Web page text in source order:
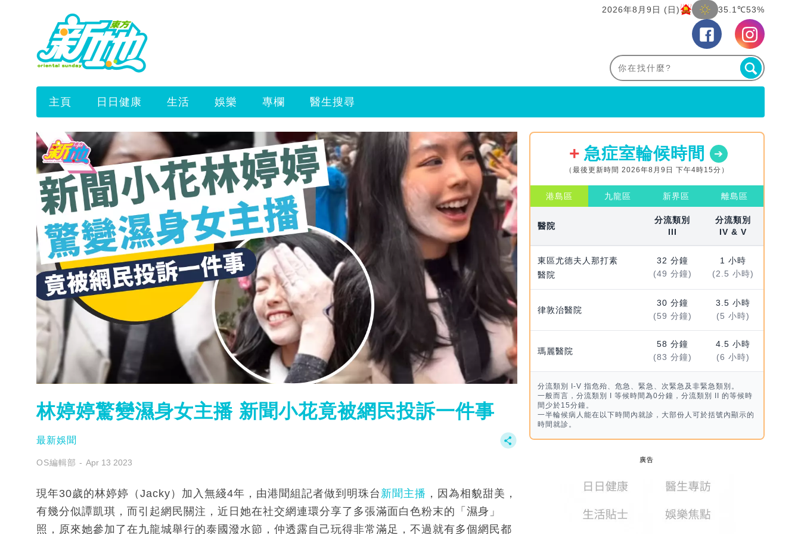
2026年8月9日 (日) 35.1℃53%
主頁 日日健康 生活 娛樂 專欄 醫生搜尋
林婷婷驚變濕身女主播 新聞小花竟被網民投訴一件事
最新娛聞
OS編輯部 Apr 13 2023
現年30歲的林婷婷（Jacky）加入無綫4年，由港聞組記者做到明珠台 新聞主播 ，因為相貌甜美，
有幾分似譚凱琪，而引起網民關注，近日她在社交網連環分享了多張滿面白色粉末的「濕身」
照，原來她參加了在九龍城舉行的泰國潑水節，仲透露自己玩得非常滿足，不過就有多個網民都
急症室輪候時間
（最後更新時間 2026年8月9日 下午4時15分）
港島區 九龍區 新界區 離島區
醫院
分流類別
III
分流類別
IV & V
東區尤德夫人那打素
醫院
32 分鐘
(49 分鐘)
1 小時
(2.5 小時)
律敦治醫院
30 分鐘
(59 分鐘)
3.5 小時
(5 小時)
瑪麗醫院
58 分鐘
(83 分鐘)
4.5 小時
(6 小時)
分流類別 I-V 指危殆、危急、緊急、次緊急及非緊急類別。
一般而言，分流類別 I 等候時間為0分鐘，分流類別 II 的等候時
間少於15分鐘。
一半輪候病人能在以下時間內就診，大部份人可於括號內顯示的
時間就診。
廣告